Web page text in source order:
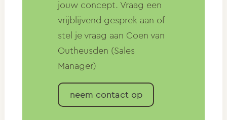
jouw concept. Vraag een
vrijblijvend gesprek aan of
stel je vraag aan Coen van
Outheusden (Sales
Manager)
neem contact op